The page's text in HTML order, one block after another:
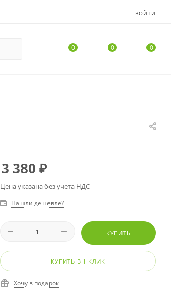
ВОЙТИ
0 0 0
3 380 ₽
Цена указана без учета НДС
Нашли дешевле?
КУПИТЬ
КУПИТЬ В 1 КЛИК
Хочу в подарок